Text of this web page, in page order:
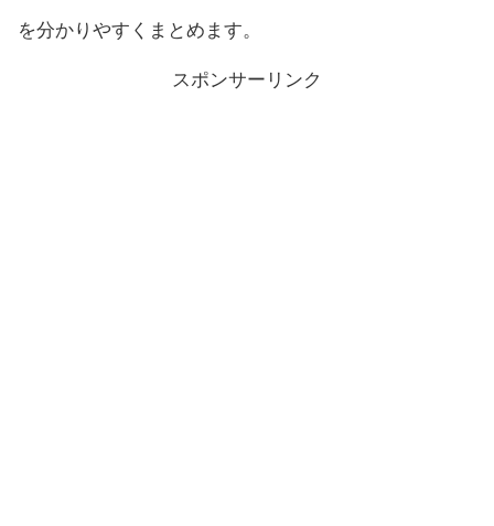
を分かりやすくまとめます。
スポンサーリンク